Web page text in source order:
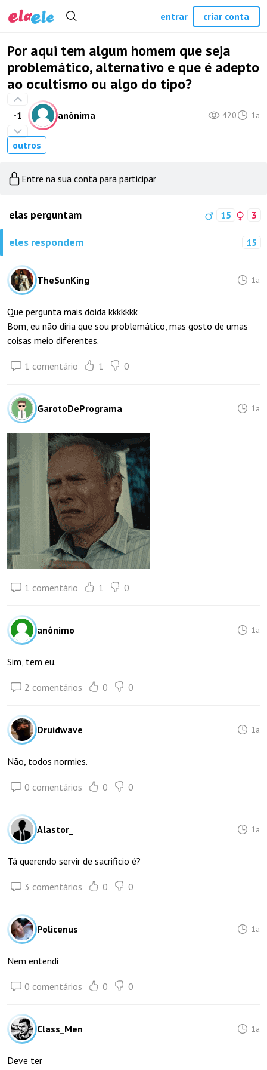
Por aqui tem algum homem que seja
problemático, alternativo e que é adepto
ao ocultismo ou algo do tipo?
-1 anônima 420 1a
outros
Entre na sua conta para participar
elas perguntam 15 3
eles respondem 15
TheSunKing 1a
Que pergunta mais doida kkkkkkk
Bom, eu não diria que sou problemático, mas gosto de umas
coisas meio diferentes.
1 comentário 1 0
GarotoDePrograma 1a
1 comentário 1 0
anônimo 1a
Sim, tem eu.
2 comentários 0 0
Druidwave 1a
Não, todos normies.
0 comentários 0 0
Alastor_ 1a
Tá querendo servir de sacrificio é?
3 comentários 0 0
Policenus 1a
Nem entendi
0 comentários 0 0
Class_Men 1a
Deve ter
entrar criar conta